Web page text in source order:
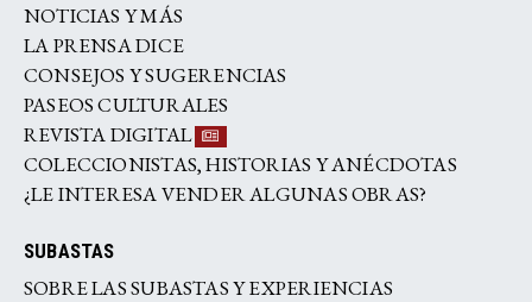
NOTICIAS Y MÁS
LA PRENSA DICE
CONSEJOS Y SUGERENCIAS
PASEOS CULTURALES
REVISTA DIGITAL
COLECCIONISTAS, HISTORIAS Y ANÉCDOTAS
¿LE INTERESA VENDER ALGUNAS OBRAS?
SUBASTAS
SOBRE LAS SUBASTAS Y EXPERIENCIAS